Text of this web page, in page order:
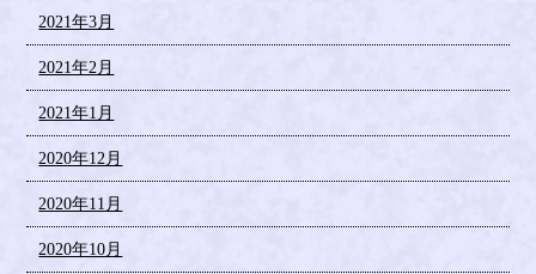
2021年3月
2021年2月
2021年1月
2020年12月
2020年11月
2020年10月